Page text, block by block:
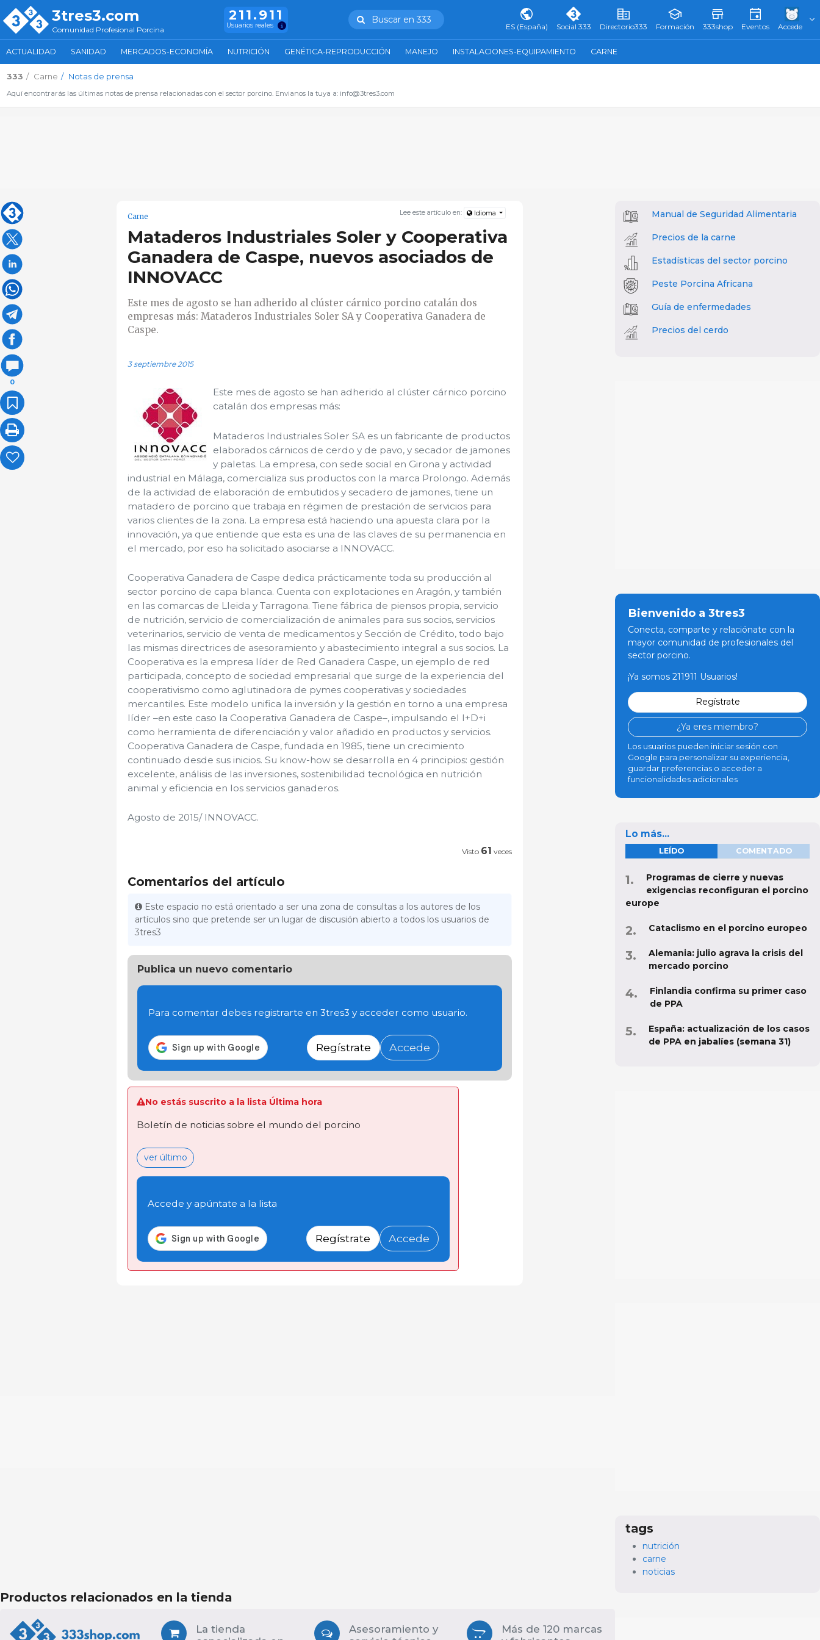
3tres3.com
Comunidad Profesional Porcina
211.911
Usuarios reales
Buscar en 333
ES (España) Social 333 Directorio333 Formación 333shop Eventos Accede
ACTUALIDAD SANIDAD MERCADOS-ECONOMÍA NUTRICIÓN GENÉTICA-REPRODUCCIÓN MANEJO INSTALACIONES-EQUIPAMIENTO CARNE
333 Carne Notas de prensa
Aquí encontrarás las últimas notas de prensa relacionadas con el sector porcino. Envianos la tuya a: info@3tres3.com
0
Lee este artículo en: Idioma
Carne
Mataderos Industriales Soler y Cooperativa
Ganadera de Caspe, nuevos asociados de
INNOVACC
Este mes de agosto se han adherido al clúster cárnico porcino catalán dos
empresas más: Mataderos Industriales Soler SA y Cooperativa Ganadera de
Caspe.
3 septiembre 2015
Este mes de agosto se han adherido al clúster cárnico porcino
catalán dos empresas más:
Mataderos Industriales Soler SA es un fabricante de productos
elaborados cárnicos de cerdo y de pavo, y secador de jamones
y paletas. La empresa, con sede social en Girona y actividad
industrial en Málaga, comercializa sus productos con la marca Prolongo. Además
de la actividad de elaboración de embutidos y secadero de jamones, tiene un
matadero de porcino que trabaja en régimen de prestación de servicios para
varios clientes de la zona. La empresa está haciendo una apuesta clara por la
innovación, ya que entiende que esta es una de las claves de su permanencia en
el mercado, por eso ha solicitado asociarse a INNOVACC.
Cooperativa Ganadera de Caspe dedica prácticamente toda su producción al
sector porcino de capa blanca. Cuenta con explotaciones en Aragón, y también
en las comarcas de Lleida y Tarragona. Tiene fábrica de piensos propia, servicio
de nutrición, servicio de comercialización de animales para sus socios, servicios
veterinarios, servicio de venta de medicamentos y Sección de Crédito, todo bajo
las mismas directrices de asesoramiento y abastecimiento integral a sus socios. La
Cooperativa es la empresa líder de Red Ganadera Caspe, un ejemplo de red
participada, concepto de sociedad empresarial que surge de la experiencia del
cooperativismo como aglutinadora de pymes cooperativas y sociedades
mercantiles. Este modelo unifica la inversión y la gestión en torno a una empresa
líder –en este caso la Cooperativa Ganadera de Caspe–, impulsando el I+D+i
como herramienta de diferenciación y valor añadido en productos y servicios.
Cooperativa Ganadera de Caspe, fundada en 1985, tiene un crecimiento
continuado desde sus inicios. Su know-how se desarrolla en 4 principios: gestión
excelente, análisis de las inversiones, sostenibilidad tecnológica en nutrición
animal y eficiencia en los servicios ganaderos.
Agosto de 2015/ INNOVACC.
Visto 61 veces
Comentarios del artículo
Este espacio no está orientado a ser una zona de consultas a los autores de los
artículos sino que pretende ser un lugar de discusión abierto a todos los usuarios de
3tres3
Publica un nuevo comentario
Para comentar debes registrarte en 3tres3 y acceder como usuario.
Regístrate Accede
No estás suscrito a la lista Última hora
Boletín de noticias sobre el mundo del porcino
ver último
Accede y apúntate a la lista
Regístrate Accede
Productos relacionados en la tienda
La tienda
Asesoramiento y
Más de 120 marcas
Manual de Seguridad Alimentaria
Precios de la carne
Estadísticas del sector porcino
Peste Porcina Africana
Guía de enfermedades
Precios del cerdo
Bienvenido a 3tres3
Conecta, comparte y relaciónate con la
mayor comunidad de profesionales del
sector porcino.
¡Ya somos 211911 Usuarios!
Regístrate
¿Ya eres miembro?
Los usuarios pueden iniciar sesión con
Google para personalizar su experiencia,
guardar preferencias o acceder a
funcionalidades adicionales
Lo más...
LEÍDO COMENTADO
Programas de cierre y nuevas
exigencias reconfiguran el porcino
europe
Cataclismo en el porcino europeo
Alemania: julio agrava la crisis del
mercado porcino
Finlandia confirma su primer caso
de PPA
España: actualización de los casos
de PPA en jabalíes (semana 31)
tags
nutrición
carne
noticias